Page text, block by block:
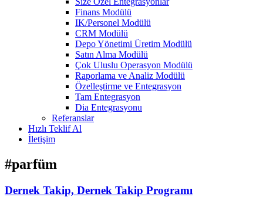
Finans Modülü
IK/Personel Modülü
CRM Modülü
Depo Yönetimi Üretim Modülü
Satın Alma Modülü
Çok Uluslu Operasyon Modülü
Raporlama ve Analiz Modülü
Özelleştirme ve Entegrasyon
Tam Entegrasyon
Dia Entegrasyonu
Referanslar
Hızlı Teklif Al
İletişim
#parfüm
Dernek Takip, Dernek Takip Programı